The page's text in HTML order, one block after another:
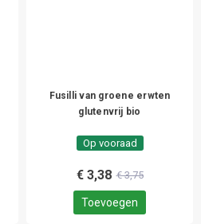
Fusilli van groene erwten
glutenvrij bio
Op vooraad
€ 3,38 € 3,75
Toevoegen